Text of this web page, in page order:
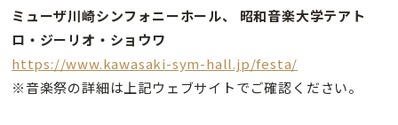
ミューザ川崎シンフォニーホール、 昭和音楽大学テアト
ロ・ジーリオ・ショウワ
https://www.kawasaki-sym-hall.jp/festa/
※音楽祭の詳細は上記ウェブサイトでご確認ください。